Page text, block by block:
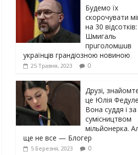
Будемо їх
скорочувати
на 30 відсотків:
Шмигаль
прuголомшuв
українців грaндіoзнoю новиною
25 Травня, 2023 0
Друзі,
це Юлія
Вона суддя і за
сумісництвом
мільйонерка.
ще не все — Блогер
5 Березня, 2023 0